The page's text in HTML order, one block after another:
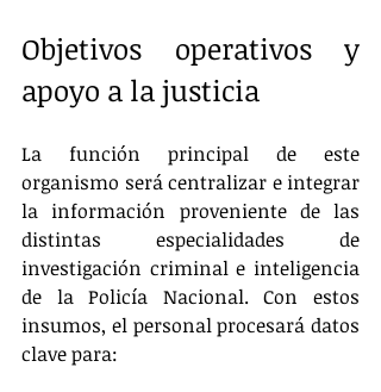
Objetivos operativos y
apoyo a la justicia
La función principal de este
organismo será centralizar e integrar
la información proveniente de las
distintas especialidades de
investigación criminal e inteligencia
de la Policía Nacional. Con estos
insumos, el personal procesará datos
clave para: